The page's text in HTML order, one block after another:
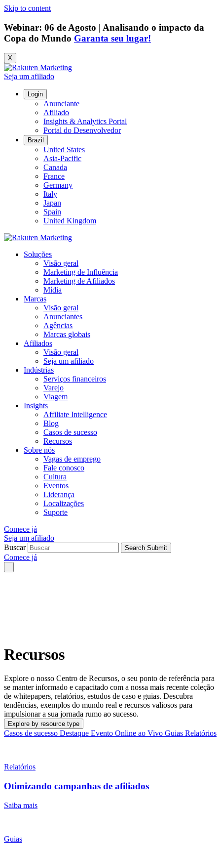
Skip to content
Webinar: 06 de Agosto | Analisando o impacto da
Copa do Mundo Garanta seu lugar!
X
Seja um afiliado
Login
Anunciante
Afiliado
Insights & Analytics Portal
Portal do Desenvolvedor
Brazil
United States
Asia-Pacific
Canada
France
Germany
Italy
Japan
Spain
United Kingdom
Soluções
Visão geral
Marketing de Influência
Marketing de Afiliados
Mídia
Marcas
Visão geral
Anunciantes
Agências
Marcas globais
Afiliados
Visão geral
Seja um afiliado
Indústrias
Serviços financeiros
Varejo
Viagem
Insights
Affiliate Intelligence
Blog
Casos de sucesso
Recursos
Sobre nós
Vagas de emprego
Fale conosco
Cultura
Eventos
Liderança
Localizações
Suporte
Comece já
Seja um afiliado
Buscar
Search Submit
Comece já
Recursos
Explore o nosso Centro de Recursos, o seu ponto de referência para
se manter informado e capacitado com a nossa mais recente coleção
de whitepapers, relatórios, estudos de caso e guias. Descubra
tendências, exemplos do mundo real e recursos valiosos para
impulsionar a sua jornada rumo ao sucesso.
Explore by resource type
Casos de sucesso Destaque Evento Online ao Vivo Guias Relatórios
Relatórios
Otimizando campanhas de afiliados
Saiba mais
Guias